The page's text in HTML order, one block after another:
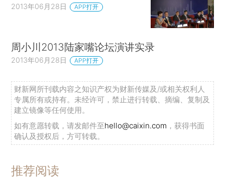
2013年06月28日 APP打开
周小川2013陆家嘴论坛演讲实录
2013年06月28日 APP打开
财新网所刊载内容之知识产权为财新传媒及/或相关权利人
专属所有或持有。未经许可，禁止进行转载、摘编、复制及
建立镜像等任何使用。
如有意愿转载，请发邮件至hello@caixin.com ，获得书面
确认及授权后，方可转载。
推荐阅读